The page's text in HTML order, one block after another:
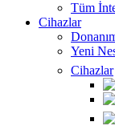
Tüm
Cihazlar
Yeni
Cihazlar